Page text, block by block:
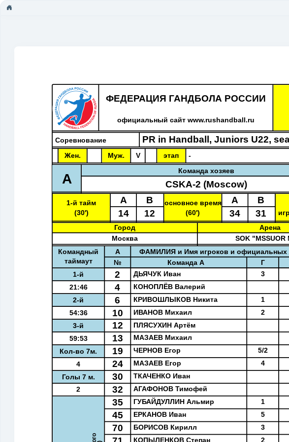
ФЕДЕРАЦИЯ ГАНДБОЛА РОССИИ
официальный сайт www.rushandball.ru
Соревнование PR in Handball, Juniors U22,
Жен. Муж. V этап -
A Команда хозяев
CSKА-2 (Moscow)
A
B
14 12
1-й тайм
(30')
A B
34 31
основное время
(60')
Город
Москва
Арена
SOK
A
№
ФАМИЛИЯ и Имя игроков и официальных
Команда A Г
Командный
таймаут
1-й
21:46
2-й
54:36
3-й
59:53
Кол-во 7м.
4
Голы 7 м.
2
2 ДЬЯЧУК Иван 3
4 КОНОПЛЁВ Валерий
6 КРИВОШЛЫКОВ Никита 1
10 ИВАНОВ Михаил 2
12 ПЛЯСУХИН Артём
13 МАЗАЕВ Михаил
19 ЧЕРНОВ Егор 5/2
24 МАЗАЕВ Егор 4
30 ТКАЧЕНКО Иван
32 АГАФОНОВ Тимофей
35 ГУБАЙДУЛЛИН Альмир 1
45 ЕРКАНОВ Иван 5
70 БОРИСОВ Кирилл 3
КОПЫЛЕНКОВ Степан 2